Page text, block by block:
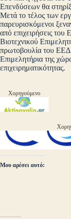
Επενδύσεων θα
Μετά το τέλος των
παρευρισκόμενοι
από επιχειρήσεις του
Βιοτεχνικού
πρωτοβουλία του
Επιμελητήρια της
επιχειρηματικότητας.
Χορηγούμενο
Μου αρέσει αυτό: